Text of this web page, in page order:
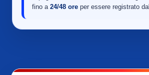
fino a 24/48 ore per essere registrato